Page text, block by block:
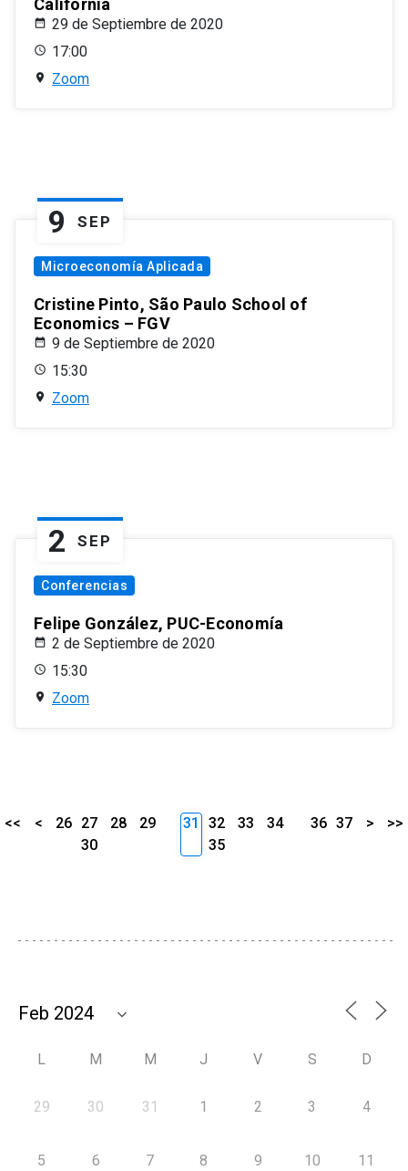
California
29 de Septiembre de 2020
17:00
Zoom
9 SEP
Microeconomía Aplicada
Cristine Pinto, São Paulo School of
Economics – FGV
9 de Septiembre de 2020
15:30
Zoom
2 SEP
Conferencias
Felipe González, PUC-Economía
2 de Septiembre de 2020
15:30
Zoom
<< < 26 27 28
29
30
31 32 33
34
35
36 37 > >>
L M M J V S D
29 30 31 1 2 3 4
5 6 7 8 9 10 11